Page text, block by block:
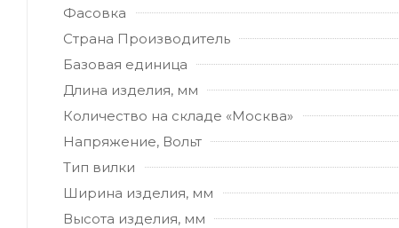
Фасовка
Страна Производитель
Базовая единица
Длина изделия, мм
Количество на складе «Москва»
Напряжение, Вольт
Тип вилки
Ширина изделия, мм
Высота изделия, мм